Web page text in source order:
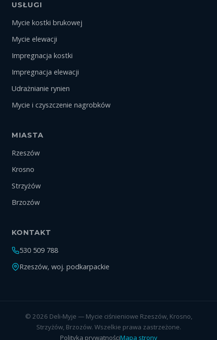
USŁUGI
Mycie kostki brukowej
Mycie elewacji
Impregnacja kostki
Impregnacja elewacji
Udrażnianie rynien
Mycie i czyszczenie nagrobków
MIASTA
Rzeszów
Krosno
Strzyżów
Brzozów
KONTAKT
530 509 788
Rzeszów, woj. podkarpackie
© 2026 Deli-Myje — Mycie ciśnieniowe Rzeszów, Krosno,
Strzyżów, Brzozów. Wszelkie prawa zastrzeżone.
Polityka prywatnościMapa strony